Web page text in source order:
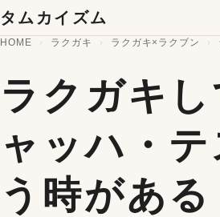
コンテンツへスキップ
タムカイズム
HOME ラクガキ ラクガキ×ラクブン
ラクガキ
ャッハ・
う時がある